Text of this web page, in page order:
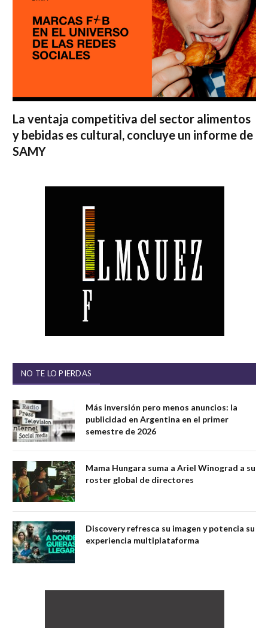
La ventaja competitiva del sector alimentos
y bebidas es cultural, concluye un informe de
SAMY
NO TE LO PIERDAS
Más inversión pero menos anuncios: la
publicidad en Argentina en el primer
semestre de 2026
Mama Hungara suma a Ariel Winograd a su
roster global de directores
Discovery refresca su imagen y potencia su
experiencia multiplataforma